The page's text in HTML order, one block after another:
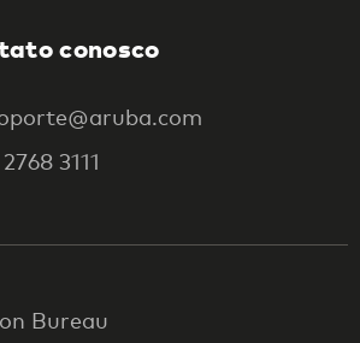
conosco
3111
Bureau